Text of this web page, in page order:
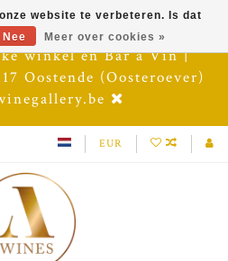
winkel en Bar à Vin |
Oostende (Oosteroever)
EUR
website te verbeteren. Is dat
Nee Meer over cookies »